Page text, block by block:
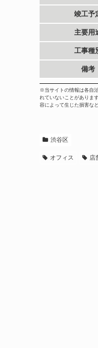
竣工予
主要用
工事種
備考
※当サイトの情報は各自
れていないことがありま
容によって生じた損害な
渋谷区
オフィス 店